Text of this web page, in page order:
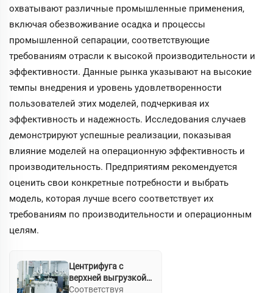
охватывают различные промышленные применения,
включая обезвоживание осадка и процессы
промышленной сепарации, соответствующие
требованиям отрасли к высокой производительности и
эффективности. Данные рынка указывают на высокие
темпы внедрения и уровень удовлетворенности
пользователей этих моделей, подчеркивая их
эффективность и надежность. Исследования случаев
демонстрируют успешные реализации, показывая
влияние моделей на операционную эффективность и
производительность. Предприятиям рекомендуется
оценить свои конкретные потребности и выбрать
модель, которая лучше всего соответствует их
требованиям по производительности и операционным
целям.
Центрифуга с
верхней выгрузкой
PSB
Соответствуя